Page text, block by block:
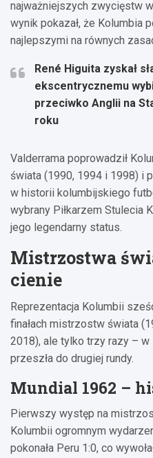
najważniejszych zwycięstw
wynik pokazał, że Kolumbia
najlepszymi na równych
René Higuita zyskał
ekscentrycznemu
przeciwko Anglii na
roku
Valderrama poprowadził
świata (1990, 1994 i 1998) i
w historii kolumbijskiego
wybrany Piłkarzem Stulecia
jego legendarny status.
Mistrzostwa
cienie
Reprezentacja Kolumbii
finałach mistrzostw świata
2018), ale tylko trzy razy –
przeszła do drugiej rundy.
Mundial 1962 –
Pierwszy występ na
Kolumbii ogromnym
pokonała Peru 1:0, co